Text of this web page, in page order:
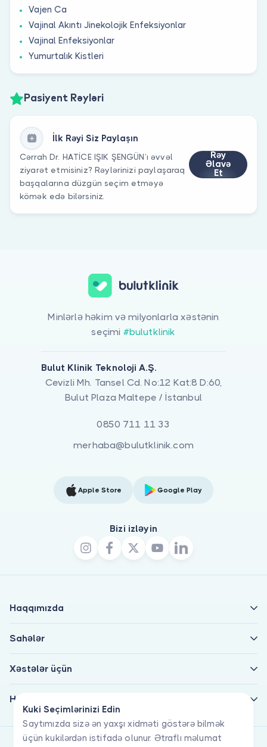
Vajen Ca
Vajinal Akıntı Jinekolojik Enfeksiyonlar
Vajinal Enfeksiyonlar
Yumurtalık Kistleri
Pasiyent Rəyləri
İlk Rəyi Siz Paylaşın
Cərrah Dr. HATİCE IŞIK ŞENGÜN’ı əvvəl
ziyarət etmisiniz? Rəylərinizi paylaşaraq
başqalarına düzgün seçim etməyə
kömək edə bilərsiniz.
Rəy
Əlavə
Et
Kuki Seçimlərinizi Edin
Saytımızda sizə ən yaxşı xidməti göstərə bilmək
üçün kukilərdən istifadə olunur. Ətraflı məlumat
Minlərlə həkim və milyonlarla xəstənin
seçimi #bulutklinik
Bulut Klinik Teknoloji A.Ş.
Cevizli Mh. Tansel Cd. No:12 Kat:8 D:60,
Bulut Plaza Maltepe / İstanbul
0850 711 11 33
merhaba@bulutklinik.com
Apple Store Google Play
Bizi izləyin
Haqqımızda
Sahələr
Xəstələr üçün
Həkimlər üçün